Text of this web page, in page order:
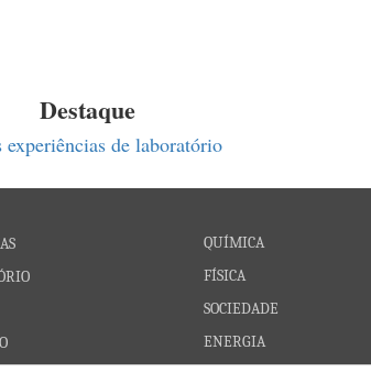
Destaque
experiências de laboratório
QUÍMICA
FÍSICA
SOCIEDADE
ENERGIA